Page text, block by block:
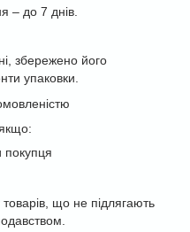
– до 7 днів.
збережено його
упаковки.
що не підлягають